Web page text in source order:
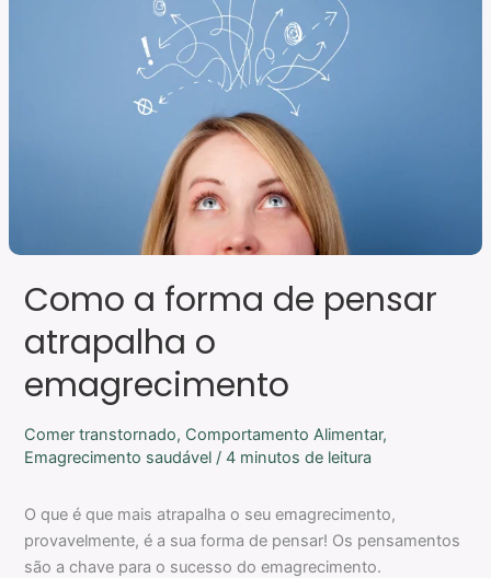
Como a forma de pensar
atrapalha o
emagrecimento
Comer transtornado, Comportamento Alimentar,
Emagrecimento saudável /4 minutos de leitura
O que é que mais atrapalha o seu emagrecimento,
provavelmente, é a sua forma de pensar! Os pensamentos
são a chave para o sucesso do emagrecimento.